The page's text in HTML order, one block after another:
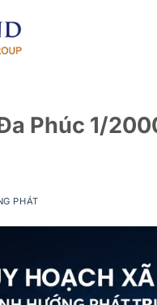
Phúc 1/
PHÁT